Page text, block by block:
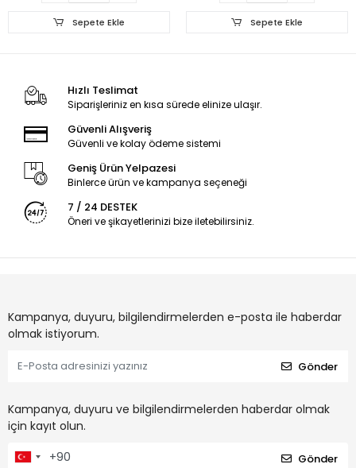
Sepete Ekle Sepete Ekle
Hızlı Teslimat
Siparişleriniz en kısa sürede elinize ulaşır.
Güvenli Alışveriş
Güvenli ve kolay ödeme sistemi
Geniş Ürün Yelpazesi
Binlerce ürün ve kampanya seçeneği
7 / 24 DESTEK
Öneri ve şikayetlerinizi bize iletebilirsiniz.
Kampanya, duyuru, bilgilendirmelerden e-posta ile haberdar
olmak istiyorum.
Gönder
Kampanya, duyuru ve bilgilendirmelerden haberdar olmak
için kayıt olun.
Gönder